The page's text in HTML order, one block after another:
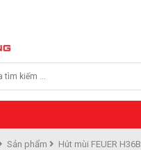
Sản phẩm Hút mùi FEUER H36B